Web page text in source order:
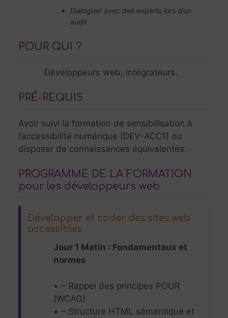
Dialoguer avec des experts lors d’un
audit
POUR QUI ?
Développeurs web, intégrateurs.
PRÉ-REQUIS
Avoir suivi la formation de sensibilisation à
l’accessibilité numérique (DEV-ACC1) ou
disposer de connaissances équivalentes.
PROGRAMME DE LA FORMATION
pour les développeurs web
Développer et coder des sites web
accessibles
Jour 1 Matin : Fondamentaux et
normes
• – Rappel des principes POUR
(WCAG)
• – Structure HTML sémantique et